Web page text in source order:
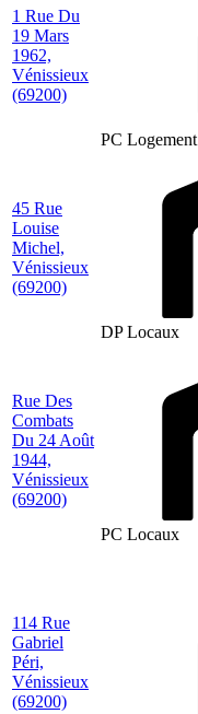
1 Rue Du
19 Mars
1962,
Vénissieux
(69200)
PC Logement
45 Rue
Louise
Michel,
Vénissieux
(69200)
DP Locaux
Rue Des
Combats
Du 24 Août
1944,
Vénissieux
(69200)
PC Locaux
114 Rue
Gabriel
Péri,
Vénissieux
(69200)